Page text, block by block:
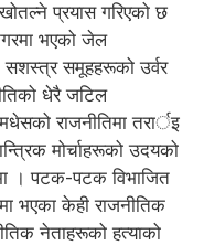
प्रयास गरिएको छ
भएको जेल
सशस्त्र समूहहरूको उर्वर
धेरै जटिल
राजनीतिमा तरार्इ
मोर्चाहरूको उदयको
। पटक-पटक विभाजित
भएका केही राजनीतिक
नेताहरूको हत्याको